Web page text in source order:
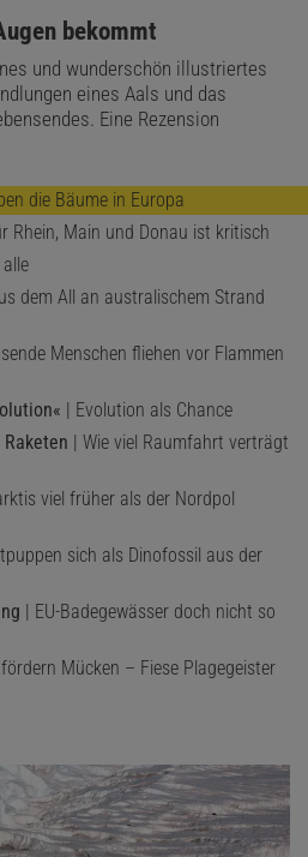
bekommt
und wunderschön illustriertes
eines Aals und das
Eine Rezension
die Bäume in Europa
Rhein, Main und Donau ist kritisch
dem All an australischem Strand
Menschen fliehen vor Flammen
| Evolution als Chance
| Wie viel Raumfahrt verträgt
viel früher als der Nordpol
sich als Dinofossil aus der
| EU-Badegewässer doch nicht so
Mücken – Fiese Plagegeister